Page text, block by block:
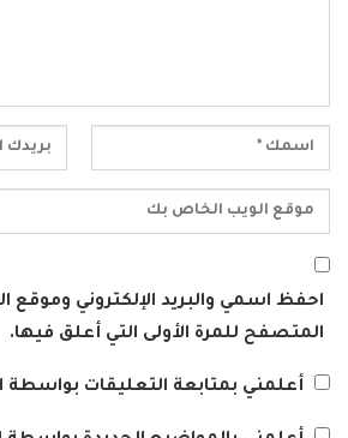
احفظ اسمي والبريد الإلكتروني وموقع
المتصفح للمرة الأولى التي أعلق فيها.
أعلمني بمتابعة التعليقات بواسطة